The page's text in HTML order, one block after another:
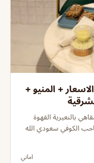
+ المنيو +
بالنعيرية القهوة
الكوفي سعودي الله
اماني